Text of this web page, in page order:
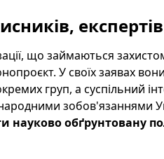
що займаються
У своїх заявах
груп, а суспільний
зобов'язаннями
науково обґрунтовану